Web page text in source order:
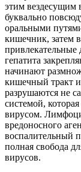
этим вездесущим
буквально
оральными
кишечник, затем
гепатита
начинают
кишечный тракт
разрушаются не
системой,
вирусом.
вредоносного
воспалительный
полная свобода
вирусов.